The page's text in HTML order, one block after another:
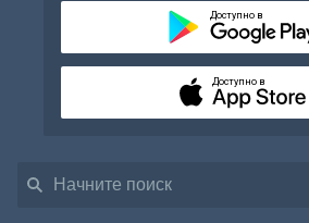
Доступно в
Доступно в